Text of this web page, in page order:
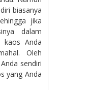
biasanya
jika
dalam
kaos Anda
Oleh
sendiri
yang Anda